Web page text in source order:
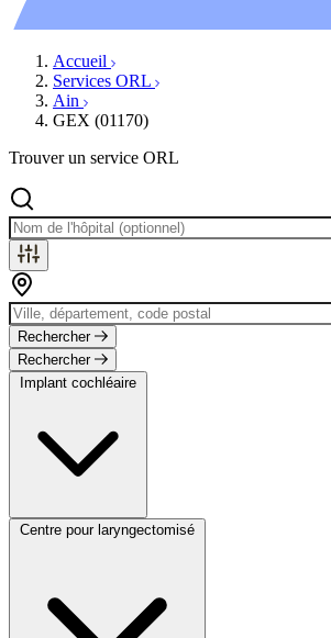
Accueil
Services ORL
Ain
GEX (01170)
Trouver un service ORL
Rechercher
Rechercher
Implant cochléaire
Centre pour laryngectomisé